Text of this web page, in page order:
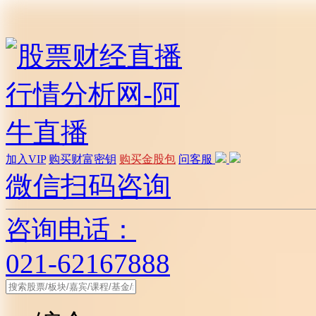
加入VIP 购买财富密钥 购买金股包 问客服
微信扫码咨询
咨询电话：
021-62167888